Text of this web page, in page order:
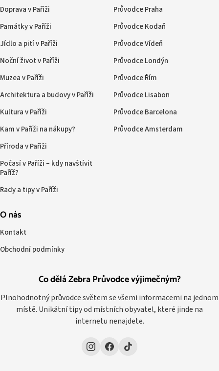
Co dělá Zebra Průvodce výjimečným?
Plnohodnotný průvodce světem se všemi informacemi na jednom
místě. Unikátní tipy od místních obyvatel, které jinde na
internetu nenajdete.
Doprava v Paříži
Památky v Paříži
Jídlo a pití v Paříži
Noční život v Paříži
Muzea v Paříži
Architektura a budovy v Paříži
Kultura v Paříži
Kam v Paříži na nákupy?
Příroda v Paříži
Počasí v Paříži – kdy navštívit
Paříž?
Rady a tipy v Paříži
Průvodce Praha
Průvodce Kodaň
Průvodce Vídeň
Průvodce Londýn
Průvodce Řím
Průvodce Lisabon
Průvodce Barcelona
Průvodce Amsterdam
O nás
Kontakt
Obchodní podmínky